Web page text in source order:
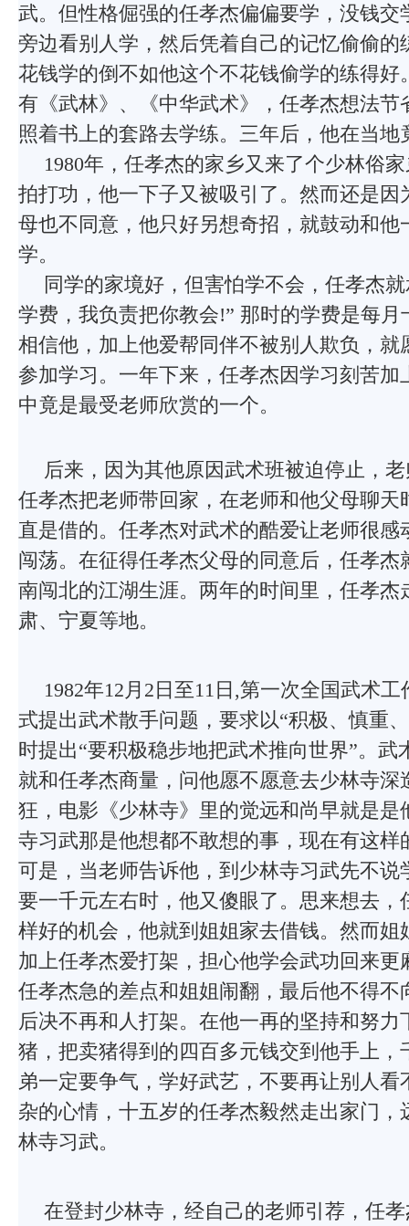
武。但性格倔强的任孝杰偏偏要学，没钱交
旁边看别人学，然后凭着自己的记忆偷偷的
花钱学的倒不如他这个不花钱偷学的练得好
有《武林》、《中华武术》，任孝杰想法节
照着书上的套路去学练。三年后，他在当地
1980年，任孝杰的家乡又来了个少林俗
拍打功，他一下子又被吸引了。然而还是因
母也不同意，他只好另想奇招，就鼓动和他
学。
同学的家境好，但害怕学不会，任孝杰
学费，我负责把你教会!” 那时的学费是每
相信他，加上他爱帮同伴不被别人欺负，就
参加学习。一年下来，任孝杰因学习刻苦加
中竟是最受老师欣赏的一个。
后来，因为其他原因武术班被迫停止，
任孝杰把老师带回家，在老师和他父母聊天
直是借的。任孝杰对武术的酷爱让老师很感
闯荡。在征得任孝杰父母的同意后，任孝杰
南闯北的江湖生涯。两年的时间里，任孝杰
肃、宁夏等地。
1982年12月2日至11日,第一次全国武术
式提出武术散手问题，要求以“积极、慎重
时提出“要积极稳步地把武术推向世界”。武
就和任孝杰商量，问他愿不愿意去少林寺深
狂，电影《少林寺》里的觉远和尚早就是是
寺习武那是他想都不敢想的事，现在有这样
可是，当老师告诉他，到少林寺习武先不说
要一千元左右时，他又傻眼了。思来想去，
样好的机会，他就到姐姐家去借钱。然而姐
加上任孝杰爱打架，担心他学会武功回来更
任孝杰急的差点和姐姐闹翻，最后他不得不
后决不再和人打架。在他一再的坚持和努力
猪，把卖猪得到的四百多元钱交到他手上，
弟一定要争气，学好武艺，不要再让别人看
杂的心情，十五岁的任孝杰毅然走出家门，
林寺习武。
在登封少林寺，经自己的老师引荐，任